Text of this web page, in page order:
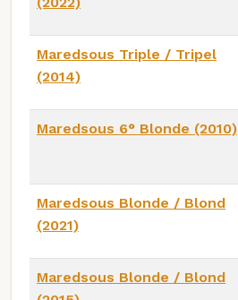
Maredsous Triple / Tripel
(2014)
Maredsous 6° Blonde (2010)
Maredsous Blonde / Blond
(2021)
Maredsous Blonde / Blond